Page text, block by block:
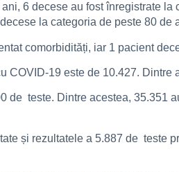
6 decese au fost înregistrate
la categoria de peste 80 de
comorbidități, iar 1 pacient
COVID-19 este de 10.427. Dintre
de teste. Dintre acestea, 35.351
și rezultatele a 5.887 de teste